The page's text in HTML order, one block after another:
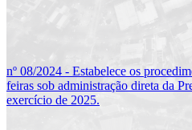
nº 08/2024 - Estabelece os
feiras sob administração direta da
exercício de 2025.